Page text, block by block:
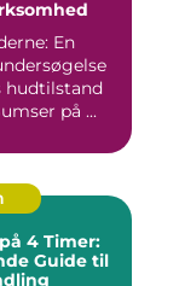
En
hudtilstand
på ...
4 Timer:
Guide til